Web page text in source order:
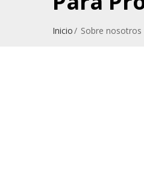
Inicio Sobre nosotros